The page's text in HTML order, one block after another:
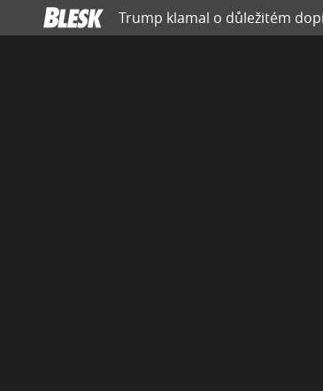
Trump klamal o důležitém